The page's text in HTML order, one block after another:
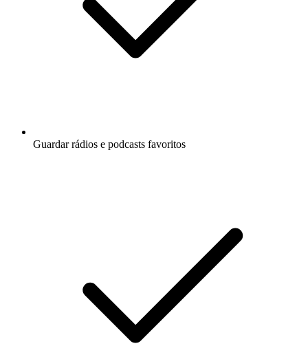
Guardar rádios e podcasts favoritos